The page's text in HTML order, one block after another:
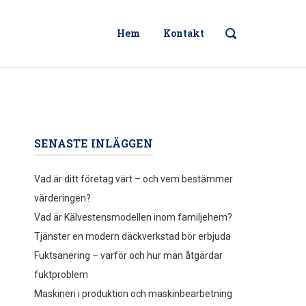
Hem Kontakt
ÖPPNA
SENASTE INLÄGGEN
Vad är ditt företag värt – och vem bestämmer
värderingen?
Vad är Kälvestensmodellen inom familjehem?
Tjänster en modern däckverkstad bör erbjuda
Fuktsanering – varför och hur man åtgärdar
fuktproblem
Maskineri i produktion och maskinbearbetning